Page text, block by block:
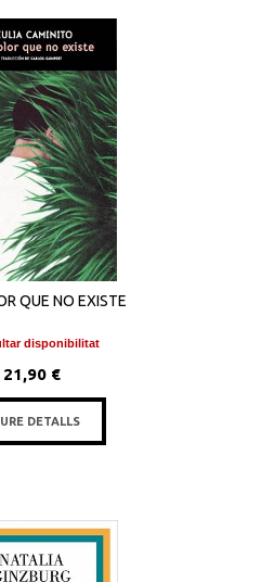
QUE NO EXISTE
disponibilitat
21,90 €
DETALLS